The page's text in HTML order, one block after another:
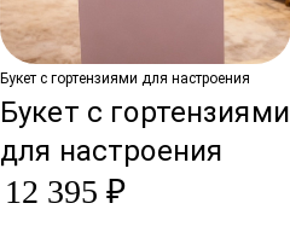
Букет с гортензиями для настроения
Букет с гортензиями
для настроения
12 395 ₽